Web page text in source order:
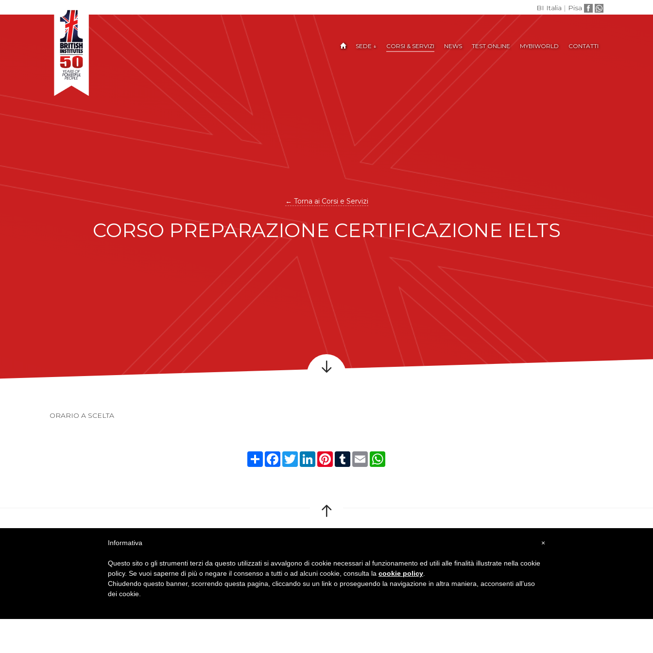
BI Italia | Pisa
SEDE ↓ CORSI & SERVIZI NEWS TEST ONLINE MYBIWORLD CONTATTI
← Torna ai Corsi e Servizi
CORSO PREPARAZIONE CERTIFICAZIONE IELTS
ORARIO A SCELTA
CondividiFacebook
TwitterLinkedInPinterestTumblrEmail
Via Zerboglio 21 - 56125 Pisa (PI)
050556269· E-Mail:pisa@britishinstitutes.it
P.Iva 02383260508
×
Informativa
Questo sito o gli strumenti terzi da questo utilizzati si avvalgono di cookie necessari al funzionamento ed utili alle finalità illustrate nella cookie
policy. Se vuoi saperne di più o negare il consenso a tutti o ad alcuni cookie, consulta la cookie policy
Chiudendo questo banner, scorrendo questa pagina, cliccando su un link o proseguendo la navigazione in altra maniera, acconsenti all’uso
dei cookie.